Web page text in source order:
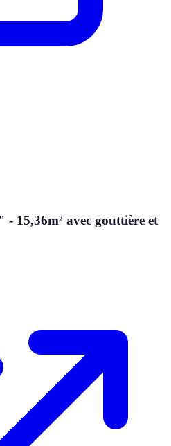
15,36m² avec gouttière et